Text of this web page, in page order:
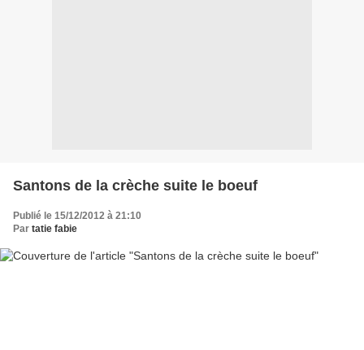
Santons de la crèche suite le boeuf
Publié le 15/12/2012 à 21:10
Par tatie fabie